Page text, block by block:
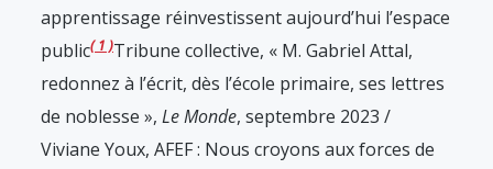
apprentissage réinvestissent aujourd’hui l’espace
public 1 Tribune collective, « M. Gabriel Attal,
redonnez à l’écrit, dès l’école primaire, ses lettres
de noblesse », Le Monde, septembre 2023 /
Viviane Youx, AFEF : Nous croyons aux forces de